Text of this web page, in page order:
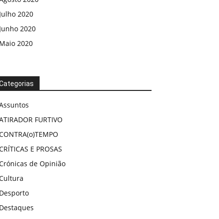
Julho 2020
Junho 2020
Maio 2020
FURTIVO
E PROSAS
de Opinião
Desporto
Destaques